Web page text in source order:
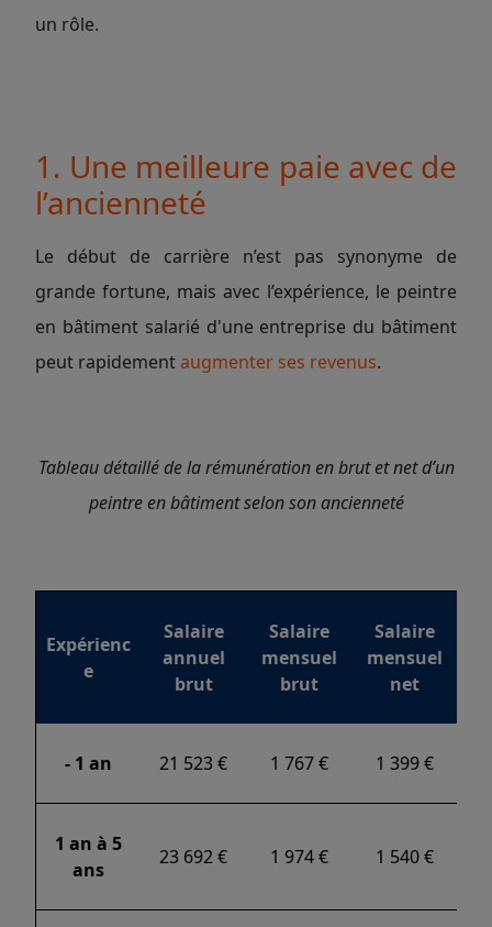
un rôle.
1. Une meilleure paie avec de
l’ancienneté
Le début de carrière n’est pas synonyme de
grande fortune, mais avec l’expérience, le peintre
en bâtiment salarié d'une entreprise du bâtiment
peut rapidementaugmenter ses revenus.
Tableau détaillé de la rémunération en brut et net d’un
peintre en bâtiment selon son ancienneté
Expérienc
e
Salaire
annuel
brut
Salaire
mensuel
brut
Salaire
mensuel
net
- 1 an 21 523 € 1 767 € 1 399 €
1 an à 5
ans
23 692 € 1 974 € 1 540 €